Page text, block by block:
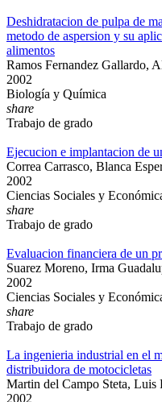
Deshidratacion de pulpa de
metodo de aspersion y su
alimentos
Ramos Fernandez Gallardo,
2002
Biología y Química
share
Trabajo de grado
Ejecucion e implantacion de
Correa Carrasco, Blanca
2002
Ciencias Sociales y
share
Trabajo de grado
Evaluacion financiera de un
Suarez Moreno, Irma
2002
Ciencias Sociales y
share
Trabajo de grado
La ingenieria industrial en el
distribuidora de motocicletas
Martin del Campo Steta, Luis
2002